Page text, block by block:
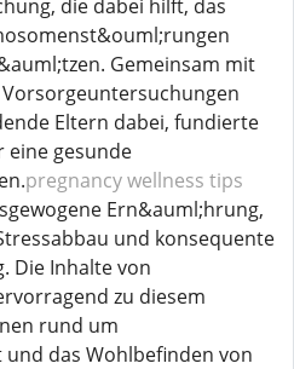
die dabei hilft, das
Gemeinsam mit
Eltern dabei, fundierte
eine gesunde
pregnancy wellness tips
Ern&auml;hrung,
und konsequente
Die Inhalte von
zu diesem
rund um
das Wohlbefinden von